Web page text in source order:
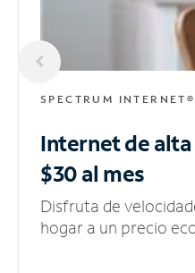
SPECTRUM INTERNET®
Internet de
$30 al mes
Disfruta de
hogar a un precio